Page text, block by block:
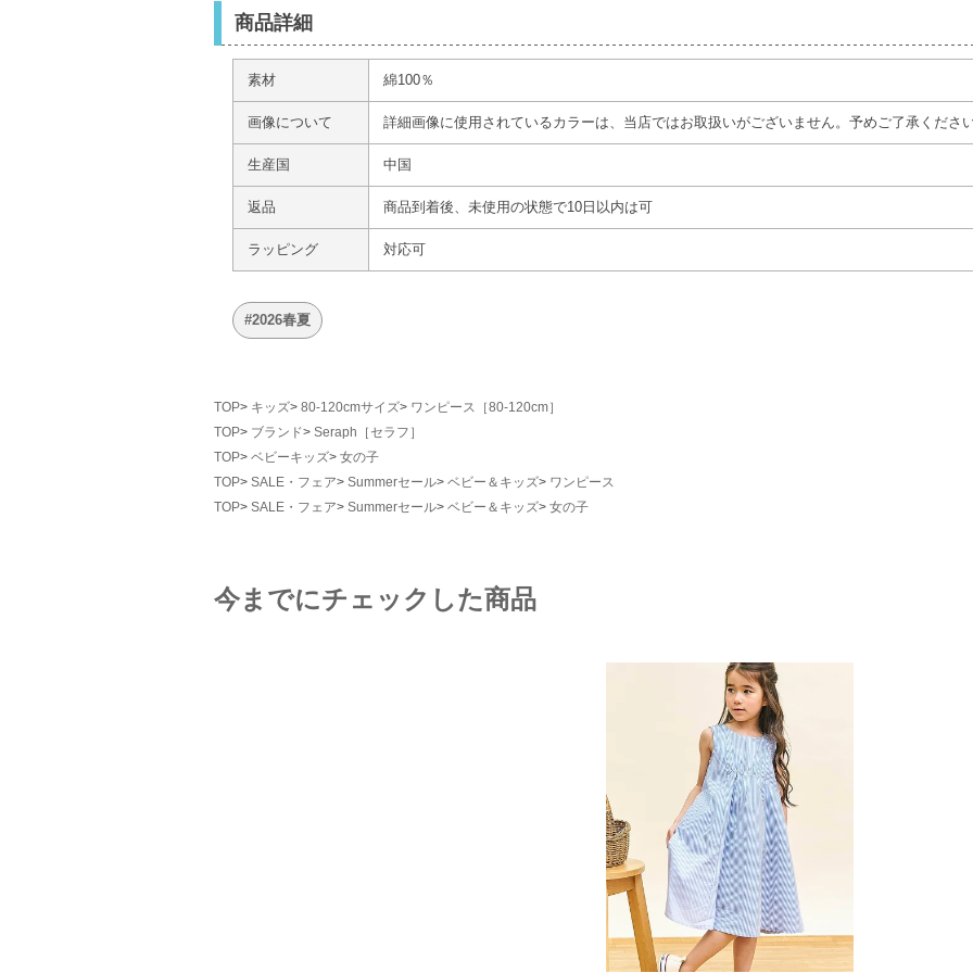
商品詳細
素材 綿100％
画像について 詳細画像に使用されているカラーは、当店ではお取扱いがございません。予めご了承くださ
生産国 中国
返品 商品到着後、未使用の状態で10日以内は可
ラッピング 対応可
#2026春夏
TOP キッズ 80-120cmサイズ
ワンピース［80-120cm］
TOP
ブランド
Seraph［セラフ］
TOP
ベビーキッズ
女の子
TOP
SALE・フェア Summerセール ベビー＆キッズ
ワンピース
TOP
SALE・フェア Summerセール ベビー＆キッズ 女の子
今までにチェックした商品